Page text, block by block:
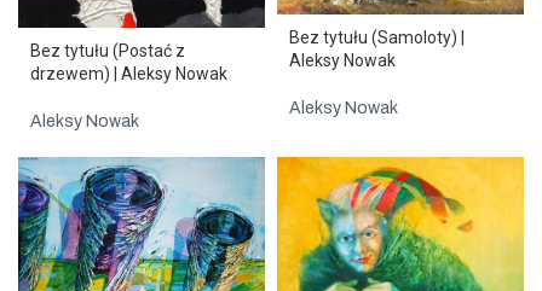
Bez tytułu (Postać z
drzewem) | Aleksy Nowak
Aleksy Nowak
Bez tytułu (Samoloty) |
Aleksy Nowak
Aleksy Nowak